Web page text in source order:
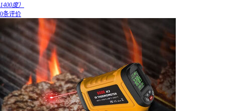
1400度）
0条评价